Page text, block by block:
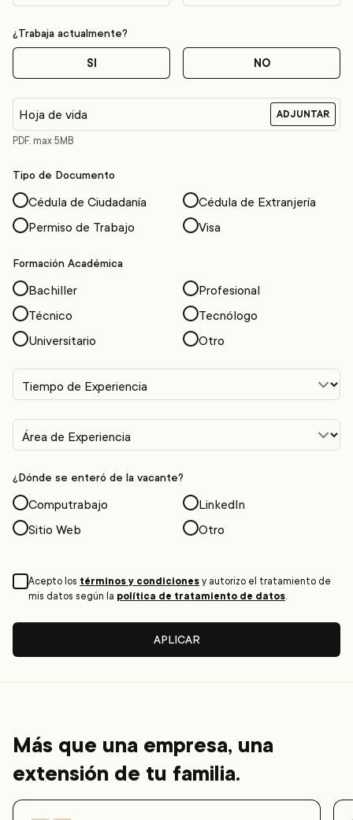
¿Trabaja actualmente?
SI
NO
Hoja de vida
ADJUNTAR
PDF. max 5MB
Tipo de Documento
Cédula de Ciudadanía
Cédula de Extranjería
Permiso de Trabajo
Visa
Formación Académica
Bachiller
Profesional
Técnico
Tecnólogo
Universitario
Otro
¿Dónde se enteró de la vacante?
Computrabajo
LinkedIn
Sitio Web
Otro
Acepto los términos y condicionesy autorizo el tratamiento de
mis datos según la política de tratamiento de datos.
APLICAR
Más que una empresa, una
extensión de tu familia.